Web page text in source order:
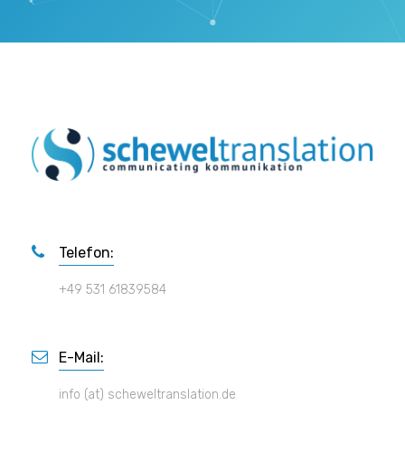
Telefon:
+49 531 61839584
E-Mail:
info (at) scheweltranslation.de